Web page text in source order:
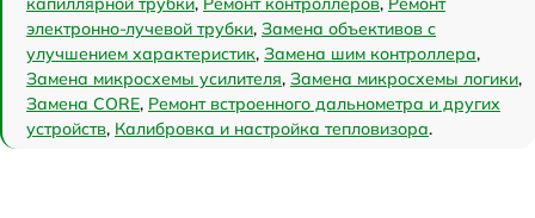
электронно-лучевой трубки, Замена объективов с
улучшением характеристик, Замена шим контроллера,
Замена микросхемы усилителя, Замена микросхемы логики,
Замена CORE, Ремонт встроенного дальнометра и других
устройств, Калибровка и настройка тепловизора.